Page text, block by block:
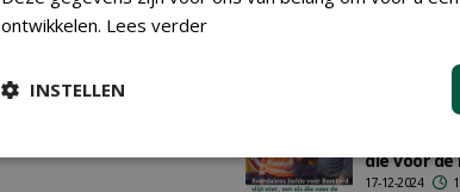
die voor de
17-12-2024
ontwikkelen. Lees verder
INSTELLEN